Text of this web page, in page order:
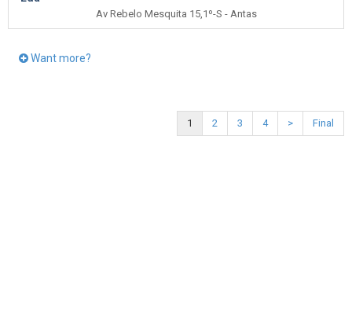
Av Rebelo Mesquita 15,1º-S - Antas
Want more?
1 2 3 4 > Final